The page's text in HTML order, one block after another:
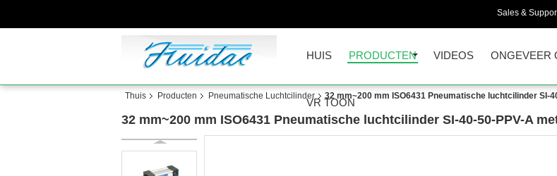
Sales &
HUIS PRODUCTEN VIDEOS ONGEVEER
VR TOON
Thuis Producten Pneumatische Luchtcilinder 32 mm~200 mm ISO6431 Pneumatische luchtcilinder SI-
32 mm~200 mm ISO6431 Pneumatische luchtcilinder SI-40-50-PPV-A